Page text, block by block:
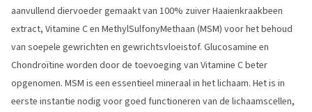
aanvullend diervoeder gemaakt van 100% zuiver Haaienkraakbeen
extract, Vitamine C en MethylSulfonyMethaan (MSM) voor het behoud
van soepele gewrichten en gewrichtsvloeistof. Glucosamine en
Chondroïtine worden door de toevoeging van Vitamine C beter
opgenomen. MSM is een essentieel mineraal in het lichaam. Het is in
eerste instantie nodig voor goed functioneren van de lichaamscellen,